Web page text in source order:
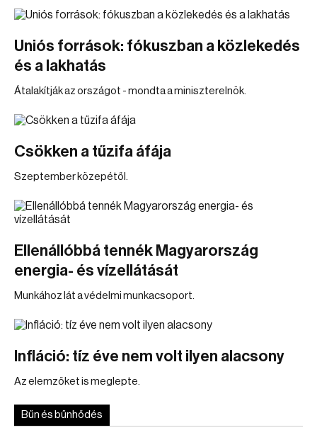
Uniós források: fókuszban a közlekedés
és a lakhatás
Átalakítják az országot - mondta a miniszterelnök.
Csökken a tűzifa áfája
Szeptember közepétől.
Ellenállóbbá tennék Magyarország
energia- és vízellátását
Munkához lát a védelmi munkacsoport.
Infláció: tíz éve nem volt ilyen alacsony
Az elemzőket is meglepte.
Bűn és bűnhődés